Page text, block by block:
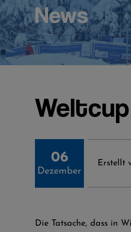
News
06
Dezember
Erstellt
Die Tatsache, dass in